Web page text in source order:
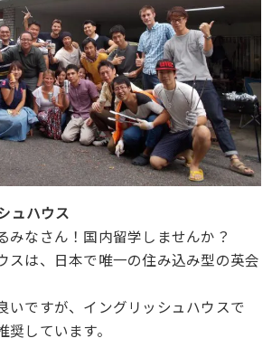
ュハウス
みなさん！国内留学しませんか？
スは、日本で唯一の住み込み型の英会
いですが、イングリッシュハウスで
しています。